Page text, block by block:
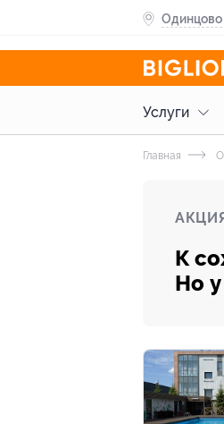
Одинцово
Услуги
Главная
К
Но